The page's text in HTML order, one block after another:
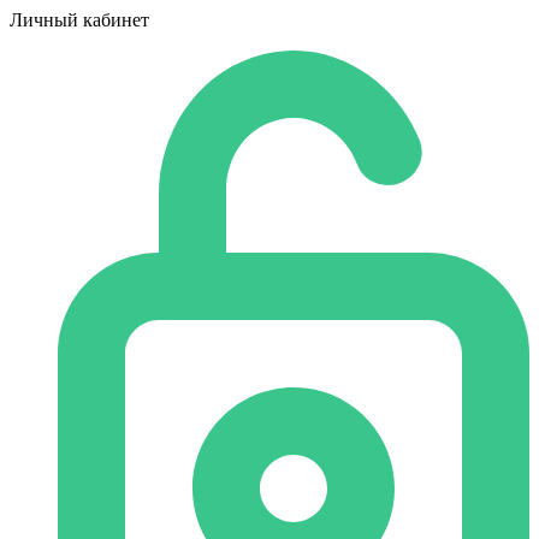
Личный кабинет